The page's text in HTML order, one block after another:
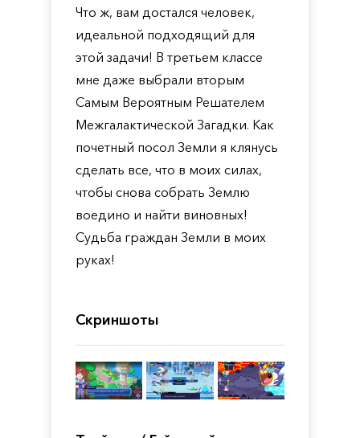
Что ж, вам достался человек,
идеальной подходящий для
этой задачи! В третьем классе
мне даже выбрали вторым
Самым Вероятным Решателем
Межгалактической Загадки. Как
почетный посол Земли я клянусь
сделать все, что в моих силах,
чтобы снова собрать Землю
воедино и найти виновных!
Судьба граждан Земли в моих
руках!
Скриншоты